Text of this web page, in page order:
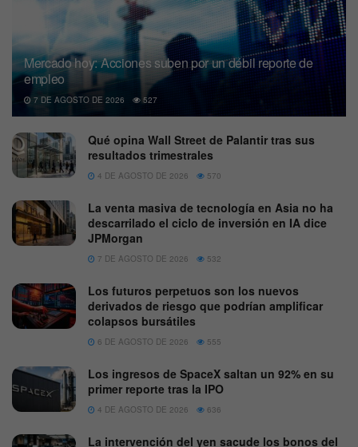
Mercado hoy: Acciones suben por un débil reporte de
empleo
7 DE AGOSTO DE 2026 527
Qué opina Wall Street de Palantir tras sus
resultados trimestrales
4 DE AGOSTO DE 2026 570
La venta masiva de tecnología en Asia no ha
descarrilado el ciclo de inversión en IA dice
JPMorgan
7 DE AGOSTO DE 2026 532
Los futuros perpetuos son los nuevos
derivados de riesgo que podrían amplificar
colapsos bursátiles
6 DE AGOSTO DE 2026 555
Los ingresos de SpaceX saltan un 92% en su
primer reporte tras la IPO
4 DE AGOSTO DE 2026 636
La intervención del yen sacude los bonos del